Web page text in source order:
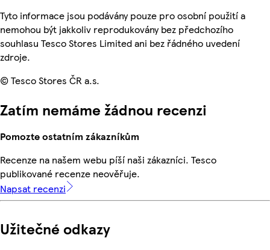
Tyto informace jsou podávány pouze pro osobní použití a
nemohou být jakkoliv reprodukovány bez předchozího
souhlasu Tesco Stores Limited ani bez řádného uvedení
zdroje.
© Tesco Stores ČR a.s.
Zatím nemáme žádnou recenzi
Pomozte ostatním zákazníkům
Recenze na našem webu píší naši zákazníci. Tesco
publikované recenze neověřuje.
Napsat recenzi
Užitečné odkazy